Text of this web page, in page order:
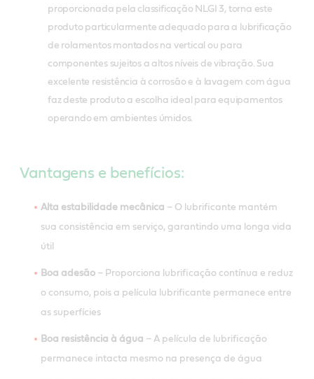
proporcionada pela classificação NLGI 3, torna este
produto particularmente adequado para a lubrificação
de rolamentos montados na vertical ou para
componentes sujeitos a altos níveis de vibração. Sua
excelente resistência à corrosão e à lavagem com água
faz deste produto a escolha ideal para equipamentos
operando em ambientes úmidos.
Vantagens e benefícios:
Alta estabilidade mecânica – O lubrificante mantém
sua consistência em serviço, garantindo uma longa vida
útil
Boa adesão – Proporciona lubrificação contínua e reduz
o consumo, pois a película lubrificante permanece entre
as superfícies
Boa resistência à água – A película de lubrificação
permanece intacta mesmo na presença de água